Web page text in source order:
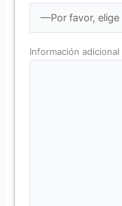
Información adicional